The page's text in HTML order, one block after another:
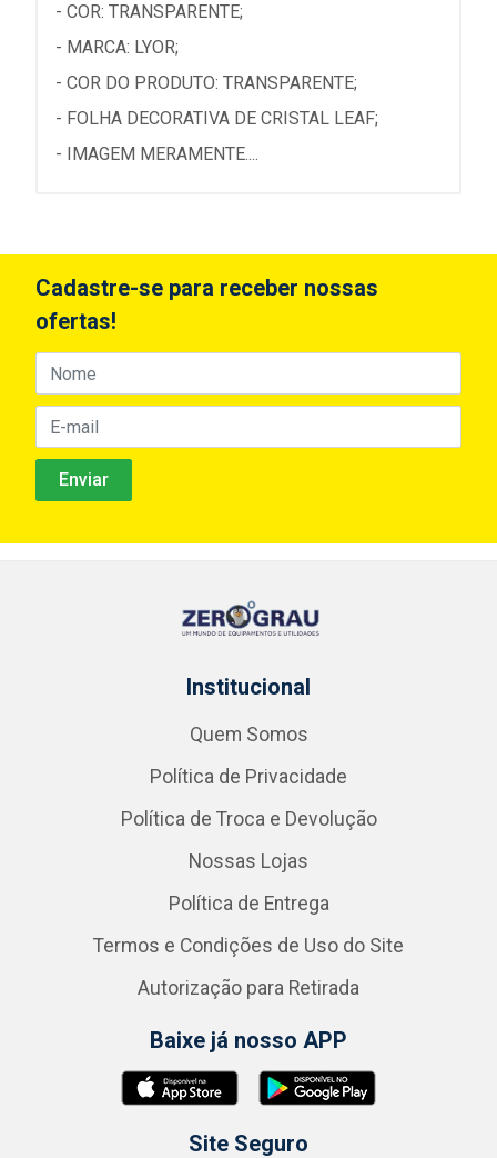
- COR: TRANSPARENTE;
- MARCA: LYOR;
- COR DO PRODUTO: TRANSPARENTE;
- FOLHA DECORATIVA DE CRISTAL LEAF;
- IMAGEM MERAMENTE....
Cadastre-se para receber nossas
ofertas!
Institucional
Quem Somos
Política de Privacidade
Política de Troca e Devolução
Nossas Lojas
Política de Entrega
Termos e Condições de Uso do Site
Autorização para Retirada
Baixe já nosso APP
Site Seguro